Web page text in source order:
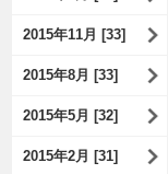
2015年11月 [33]
2015年8月 [33]
2015年5月 [32]
2015年2月 [31]